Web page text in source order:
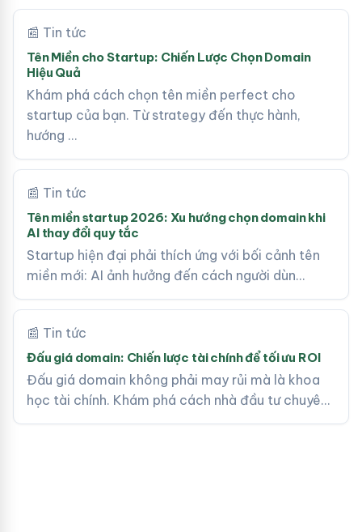
📰 Tin tức
Tên Miền cho Startup: Chiến Lược Chọn Domain
Hiệu Quả
Khám phá cách chọn tên miền perfect cho
startup của bạn. Từ strategy đến thực hành,
hướng …
📰 Tin tức
Tên miền startup 2026: Xu hướng chọn domain khi
AI thay đổi quy tắc
Startup hiện đại phải thích ứng với bối cảnh tên
miền mới: AI ảnh hưởng đến cách người dùn…
📰 Tin tức
Đấu giá domain: Chiến lược tài chính để tối ưu ROI
Đấu giá domain không phải may rủi mà là khoa
học tài chính. Khám phá cách nhà đầu tư chuyê…